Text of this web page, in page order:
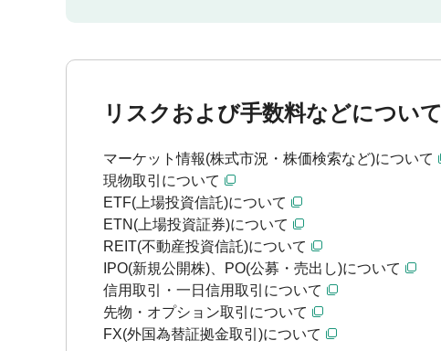
リスクおよび手数料などについて
マーケット情報(株式市況・株価検索など)について
現物取引について
ETF(上場投資信託)について
ETN(上場投資証券)について
REIT(不動産投資信託)について
IPO(新規公開株)、PO(公募・売出し)について
信用取引・一日信用取引について
先物・オプション取引について
FX(外国為替証拠金取引)について